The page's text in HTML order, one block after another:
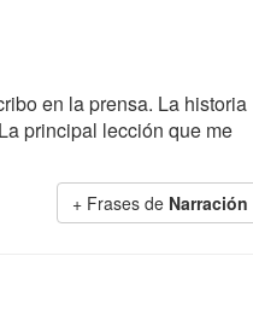
en la prensa. La historia
principal lección que me
+ Frases de Narración